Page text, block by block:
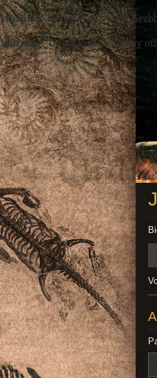
Warning: Undefined variable
Warning: Trying to access array